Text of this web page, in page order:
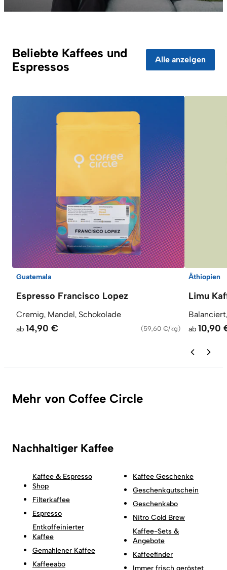
Beliebte Kaffees und
Espressos
Alle anzeigen
Guatemala
Espresso Francisco Lopez
Cremig, Mandel, Schokolade
ab 14,90 € (59,60 €/kg)
Äthiopien
Limu
ab 10,90
Mehr von Coffee Circle
Nachhaltiger Kaffee
Kaffee & Espresso
Shop
Filterkaffee
Espresso
Entkoffeinierter
Kaffee
Gemahlener Kaffee
Kaffeeabo
Kaffee Geschenke
Geschenkgutschein
Geschenkabo
Nitro Cold Brew
Kaffee-Sets &
Angebote
Kaffeefinder
Immer frisch geröstet